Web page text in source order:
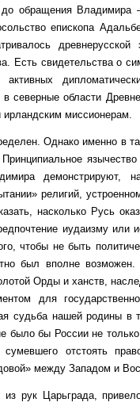
обращения Владимира
епископа
древнерусской
Есть свидетельства о
северные области
миссионерам.
Однако именно в
демонстрируют,
религий,
насколько Русь
иудаизму или
чтобы не быть
был вполне
Орды и ханств,
для
судьба нашей родины в
было бы России не
сумевшего отстоять
между Западом и
из рук Царьграда,